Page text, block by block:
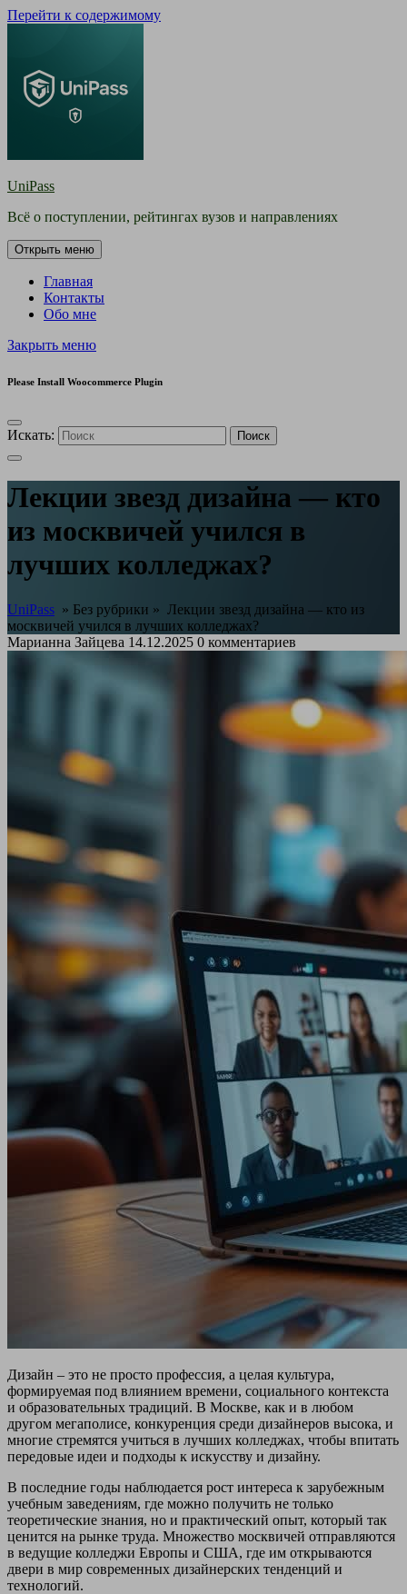
Перейти к содержимому
UniPass
Всё о поступлении, рейтингах вузов и направлениях
Открыть меню
Главная
Контакты
Обо мне
Закрыть меню
Please Install Woocommerce Plugin
Искать: Поиск
Лекции звезд дизайна — кто
из москвичей учился в
лучших колледжах?
UniPass » Без рубрики » Лекции звезд дизайна — кто из
москвичей учился в лучших колледжах?
Марианна Зайцева 14.12.2025 0 комментариев
Дизайн – это не просто профессия, а целая культура,
формируемая под влиянием времени, социального контекста
и образовательных традиций. В Москве, как и в любом
другом мегаполисе, конкуренция среди дизайнеров высока, и
многие стремятся учиться в лучших колледжах, чтобы впитать
передовые идеи и подходы к искусству и дизайну.
В последние годы наблюдается рост интереса к зарубежным
учебным заведениям, где можно получить не только
теоретические знания, но и практический опыт, который так
ценится на рынке труда. Множество москвичей отправляются
в ведущие колледжи Европы и США, где им открываются
двери в мир современных дизайнерских тенденций и
технологий.